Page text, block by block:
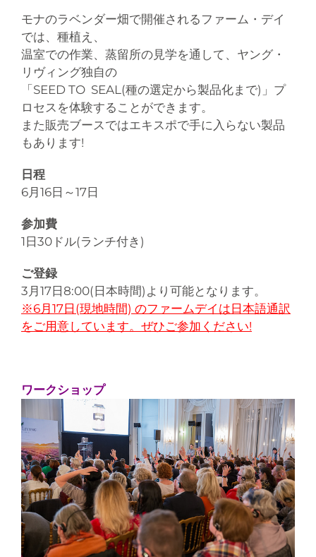
モナのラベンダー畑で開催されるファーム・デイ
では、種植え、
温室での作業、蒸留所の見学を通して、ヤング・
リヴィング独自の
「SEED TO SEAL(種の選定から製品化まで)」プ
ロセスを体験することができます。
また販売ブースではエキスポで手に入らない製品
もあります!
日程
6月16日～17日
参加費
1日30ドル(ランチ付き)
ご登録
3月17日8:00(日本時間)より可能となります。
※6月17日(現地時間) のファームデイは日本語通訳
をご用意しています。ぜひご参加ください!
ワークショップ